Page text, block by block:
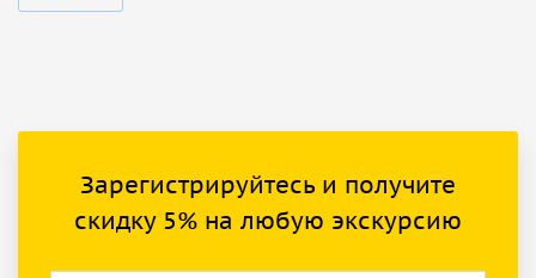
Зарегистрируйтесь и получите
скидку 5% на любую экскурсию